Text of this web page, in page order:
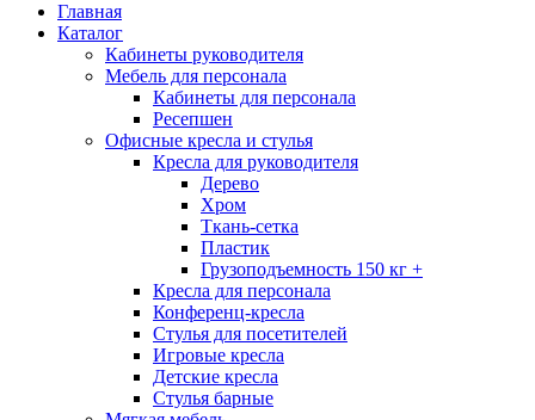
Главная
Каталог
Кабинеты руководителя
Мебель для персонала
Кабинеты для персонала
Ресепшен
Офисные кресла и стулья
Кресла для руководителя
Дерево
Хром
Ткань-сетка
Пластик
Грузоподъемность 150 кг +
Кресла для персонала
Конференц-кресла
Стулья для посетителей
Игровые кресла
Детские кресла
Стулья барные